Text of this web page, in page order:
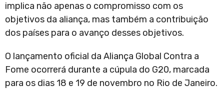
implica não apenas o compromisso com os
objetivos da aliança, mas também a contribuição
dos países para o avanço desses objetivos.
O lançamento oficial da Aliança Global Contra a
Fome ocorrerá durante a cúpula do G20, marcada
para os dias 18 e 19 de novembro no Rio de Janeiro.